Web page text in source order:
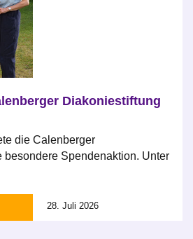
Diakoniestiftung
die Calenberger
besondere Spendenaktion. Unter
28. Juli 2026